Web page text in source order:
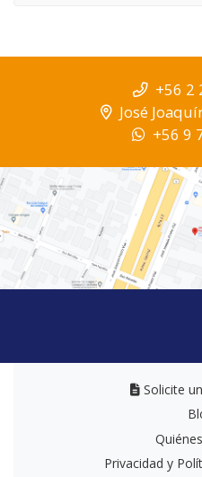
+56 2
José
+56 9
Solicite
Solicite
Privacidad y